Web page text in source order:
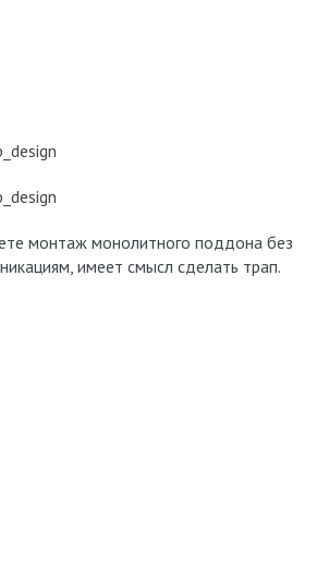
монтаж монолитного поддона без
имеет смысл сделать трап.